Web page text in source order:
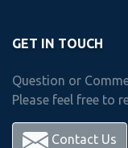
Your
Overview Video
GET IN TOUCH
Question or
Please feel free to
Contact Us